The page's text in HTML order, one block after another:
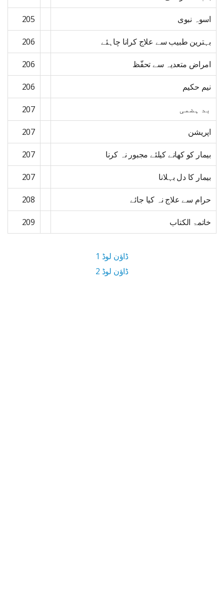
اسوہ نبوی 205
بہترین طبیب سے علاج کرانا چاہئے 206
امراض متعدیہ سے تحفّظ 206
نیم حکیم 206
بد ہضمی 207
اپریشن 207
بیمار کو کھانے کیلئے مجبور نہ کرنا 207
بیمار کا دل بہلانا 207
حرام سے علاج نہ کیا جائے 208
خاتمۃ الکتاب 209
ڈاؤن لوڈ 1
ڈاؤن لوڈ 2